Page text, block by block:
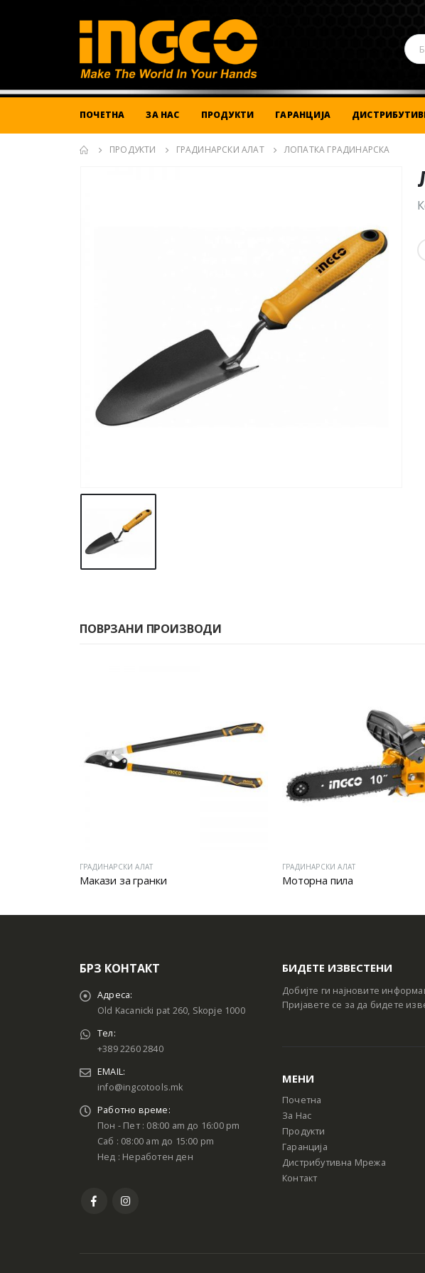
ПОЧЕТНА ЗА НАС ПРОДУКТИ ГАРАНЦИЈА
ПРОДУКТИ ГРАДИНАРСКИ АЛАТ ЛОПАТКА ГРАДИНАРСКА
ПОВРЗАНИ ПРОИЗВОДИ
ГРАДИНАРСКИ АЛАТ
Макази за гранки
ГРАДИНАРСКИ АЛАТ
Моторна пила
БРЗ КОНТАКТ
Адреса:
Old Kacanicki pat 260, Skopje 1000
Тел:
+389 2260 2840
EMAIL:
info@ingcotools.mk
Работно време:
Пон - Пет : 08:00 am до 16:00 pm
Саб : 08:00 am до 15:00 pm
Нед : Неработен ден
БИДЕТЕ ИЗВЕСТЕНИ
Добијте ги најновите
Пријавете се за да бидете
МЕНИ
Почетна
За Нас
Продукти
Гаранција
Дистрибутивна Мрежа
Контакт